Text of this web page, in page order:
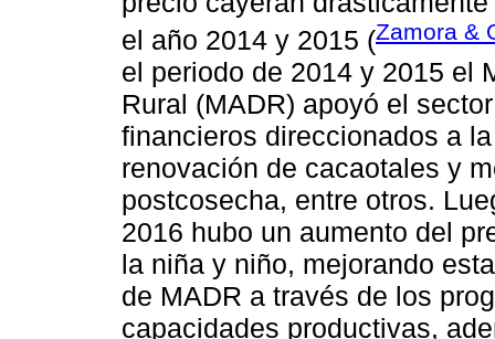
el año 2014 y 2015 (Zamora &
el periodo de 2014 y 2015 el
Rural (MADR) apoyó el
financieros direccionados a
renovación de cacaotales y
postcosecha, entre otros.
2016 hubo un aumento del
la niña y niño, mejorando
de MADR a través de los
capacidades productivas,